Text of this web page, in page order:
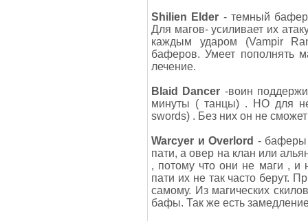
Shilien Elder - темный
Для магов- усиливает их
каждым ударом (Vampir
баферов. Умеет пополнять
лечение.
Blaid Dancer -воин
минуты ( танцы) . НО для
swords) . Без них он не
Warcyer и Overlord - баферы
пати, а овер на клан или
, потому что они не маги ,
пати их не так часто берут.
самому. Из магических
бафы. Так же есть